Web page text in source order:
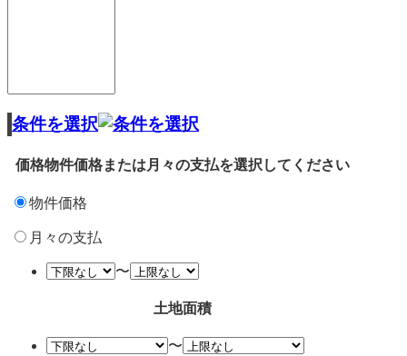
条件を選択
価格物件価格または月々の支払を選択してください
物件価格
月々の支払
〜
土地面積
〜